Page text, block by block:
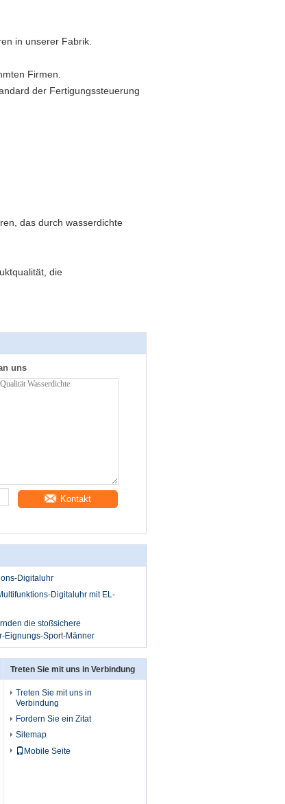
in unserer Fabrik.
Firmen.
der Fertigungssteuerung
das durch wasserdichte
die
uns
Kontakt
Digitaluhr
Digitaluhr mit EL-
die stoßsichere
Eignungs-Sport-Männer
Treten Sie mit uns in Verbindung
Treten Sie mit uns in
Verbindung
Fordern Sie ein Zitat
Sitemap
Mobile Seite